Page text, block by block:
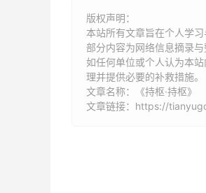
版权声明：
本站所有文章旨在个人学习
部分内容为网络信息摘录
如任何单位或个人认为本
理并提供必要的补救措施。
文章名称：《持枢·持枢》
文章链接： https://